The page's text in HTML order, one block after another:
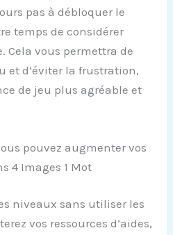
pas à débloquer le
temps de considérer
Cela vous permettra de
et d’éviter la frustration,
de jeu plus agréable et
pouvez augmenter vos
4 Images 1 Mot
niveaux sans utiliser les
vos ressources d’aides,